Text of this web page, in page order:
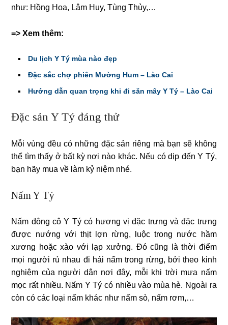
như: Hồng Hoa, Lâm Huy, Tùng Thủy,…
=> Xem thêm:
Du lịch Y Tý mùa nào đẹp
Đặc sắc chợ phiên Mường Hum – Lào Cai
Hướng dẫn quan trọng khi đi săn mây Y Tý – Lào Cai
Đặc sản Y Tý đáng thử
Mỗi vùng đều có những đặc sản riêng mà bạn sẽ không
thể tìm thấy ở bất kỳ nơi nào khác. Nếu có dịp đến Y Tý,
bạn hãy mua về làm kỷ niệm nhé.
Nấm Y Tý
Nấm đông cô Y Tý có hương vị đặc trưng và đặc trưng
được nướng với thịt lợn rừng, luộc trong nước hầm
xương hoặc xào với lạp xưởng. Đó cũng là thời điểm
mọi người rủ nhau đi hái nấm trong rừng, bởi theo kinh
nghiệm của người dân nơi đây, mỗi khi trời mưa nấm
mọc rất nhiều. Nấm Y Tý có nhiều vào mùa hè. Ngoài ra
còn có các loại nấm khác như nấm sò, nấm rơm,…